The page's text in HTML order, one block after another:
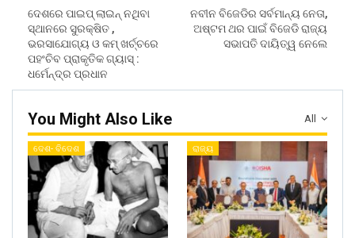
ଦେଶରେ ପାଇପ୍ ଲାଇନ୍ ନଥିବା
ସ୍ଥାନରେ ସୁରକ୍ଷିତ ,
ଭରସାଯୋଗ୍ୟ ଓ କମ୍ ଖର୍ଚ୍ଚରେ
ପହଂଚିବ ପ୍ରାକୃତିକ ଗ୍ୟାସ୍ :
ଧର୍ମେନ୍ଦ୍ର ପ୍ରଧାନ
ନବୀନ ବିଜେଡିର ସର୍ବମାନ୍ୟ ନେତା,
ଅଷ୍ଟମ ଥର ପାଇଁ ବିଜେଡି ରାଜ୍ୟ
ସଭାପତି ଦାୟିତ୍ୱ ନେଲେ
All
You Might Also Like
ଦେଶ- ବିଦେଶ ରାଜ୍ୟ